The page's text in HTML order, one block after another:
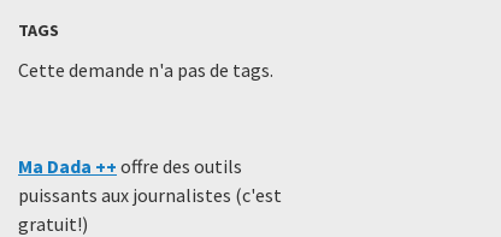
TAGS
Cette demande n'a pas de tags.
Ma Dada ++ offre des outils
puissants aux journalistes (c'est
gratuit!)